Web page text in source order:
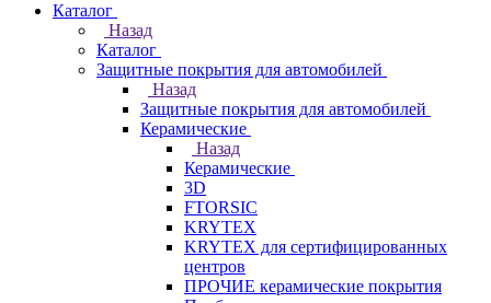
Каталог
Назад
Каталог
Защитные покрытия для автомобилей
Назад
Защитные покрытия для автомобилей
Керамические
Назад
Керамические
3D
FTORSIC
KRYTEX
KRYTEX для сертифицированных
центров
ПРОЧИЕ керамические покрытия